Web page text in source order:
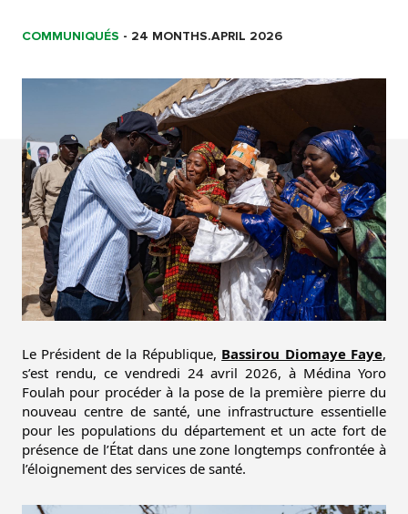
COMMUNIQUÉS - 24 MONTHS.APRIL 2026
Le Président de la République, Bassirou Diomaye Faye,
s’est rendu, ce vendredi 24 avril 2026, à Médina Yoro
Foulah pour procéder à la pose de la première pierre du
nouveau centre de santé, une infrastructure essentielle
pour les populations du département et un acte fort de
présence de l’État dans une zone longtemps confrontée à
l’éloignement des services de santé.